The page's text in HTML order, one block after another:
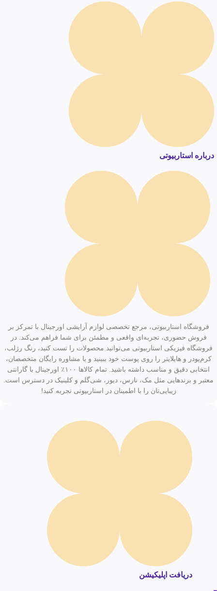
درباره استاربیوتی
فروشگاه استاربیوتی، مرجع تخصصی لوازم آرایشی اورجینال با تمرکز بر
فروش حضوری، تجربه‌ای واقعی و مطمئن برای شما فراهم می‌کند. در
فروشگاه فیزیکی استاربیوتی می‌توانید محصولات را تست کنید، رنگ رژلب،
کرم‌پودر و هایلایتر را روی پوست خود ببینید و با مشاوره رایگان متخصصان،
انتخابی دقیق و مناسب داشته باشید. تمام کالاها ۱۰۰٪ اورجینال با گارانتی
معتبر و برندهایی مثل مک، نارس، دیور، شی‌گلم و کلینیک در دسترس است.
زیبایی‌تان را با اطمینان در استاربیوتی تجربه کنید!
دریافت اپلیکیشن